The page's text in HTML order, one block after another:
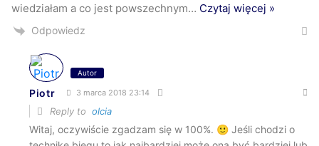
wiedziałam a co jest powszechnym… Czytaj więcej »
Odpowiedz
Autor
Piotr 3 marca 2018 23:14
Reply to olcia
Witaj, oczywiście zgadzam się w 100%. 🙂 Jeśli chodzi o